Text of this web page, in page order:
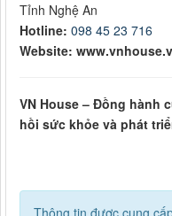
Tỉnh Nghệ An
Hotline: 098 45 23 716
Website:
VN House – Đồng hành
hồi sức khỏe và phát